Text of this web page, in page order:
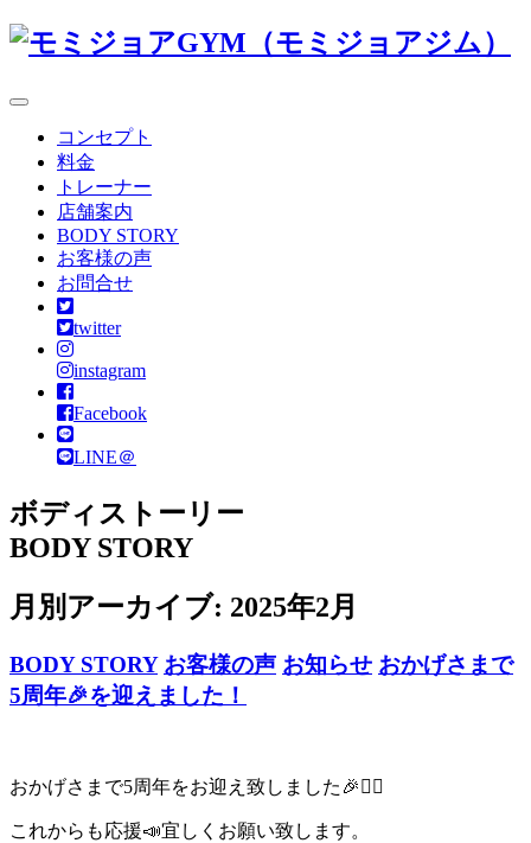
コンセプト
料金
トレーナー
店舗案内
BODY STORY
お客様の声
お問合せ
twitter
instagram
Facebook
LINE＠
ボディストーリー
BODY STORY
月別アーカイブ: 2025年2月
BODY STORY お客様の声 お知らせ おかげさまで
5周年🎉を迎えました！
おかげさまで5周年をお迎え致しました🎉🙇‍♂️
これからも応援📣宜しくお願い致します。